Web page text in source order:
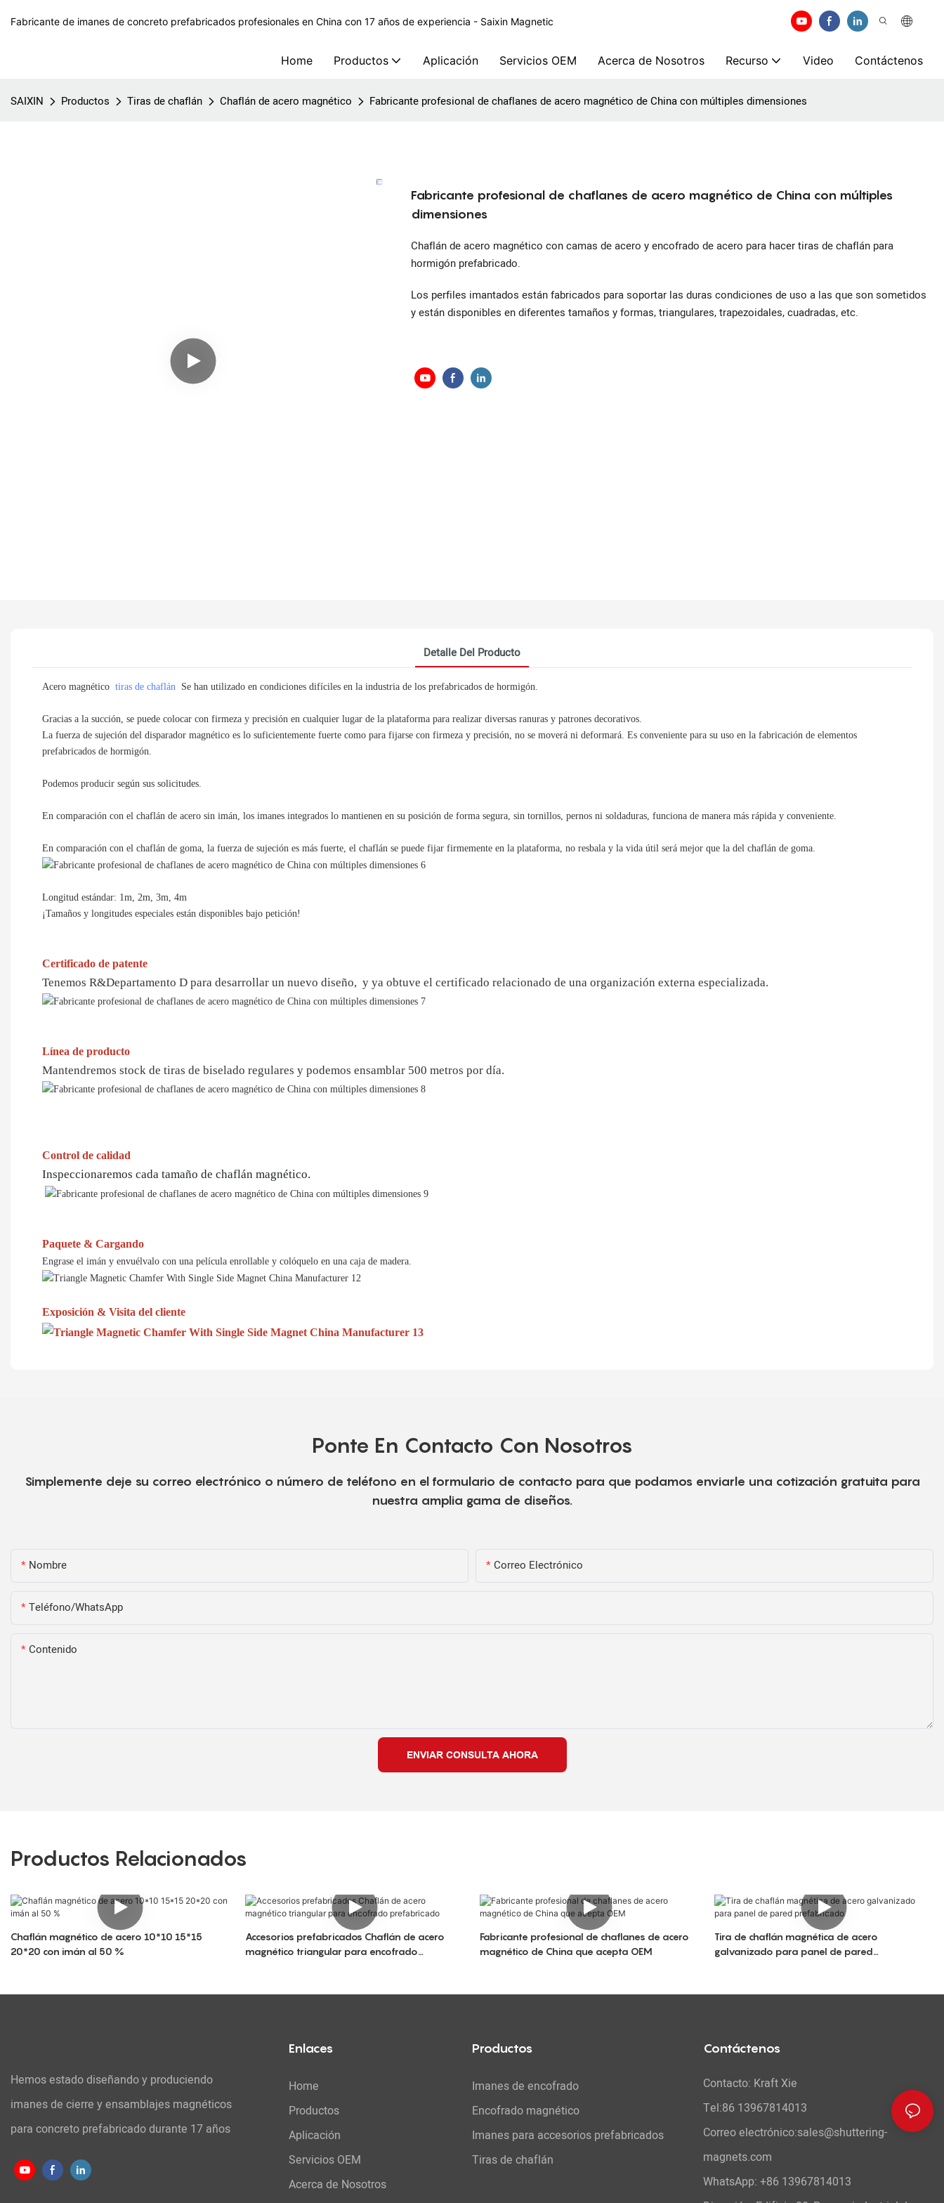
Fabricante de imanes de concreto prefabricados profesionales en China con 17 años de experiencia - Saixin Magnetic
Home Productos Aplicación Servicios OEM Acerca de Nosotros Recurso Video Contáctenos
SAIXIN Productos Tiras de chaflán Chaflán de acero magnético Fabricante profesional de chaflanes de acero magnético de China con múltiples dimensiones
Fabricante profesional de chaflanes de acero magnético de China con múltiples
dimensiones
Chaflán de acero magnético con camas de acero y encofrado de acero para hacer tiras de chaflán para
hormigón prefabricado.
Los perfiles imantados están fabricados para soportar las duras condiciones de uso a las que son sometidos
y están disponibles en diferentes tamaños y formas, triangulares, trapezoidales, cuadradas, etc.
Detalle Del Producto
Acero magnético tiras de chaflán Se han utilizado en condiciones difíciles en la industria de los prefabricados de hormigón.
Gracias a la succión, se puede colocar con firmeza y precisión en cualquier lugar de la plataforma para realizar diversas ranuras y patrones decorativos.
La fuerza de sujeción del disparador magnético es lo suficientemente fuerte como para fijarse con firmeza y precisión, no se moverá ni deformará. Es conveniente para su uso en la fabricación de elementos
prefabricados de hormigón.
Podemos producir según sus solicitudes.
En comparación con el chaflán de acero sin imán, los imanes integrados lo mantienen en su posición de forma segura, sin tornillos, pernos ni soldaduras, funciona de manera más rápida y conveniente.
En comparación con el chaflán de goma, la fuerza de sujeción es más fuerte, el chaflán se puede fijar firmemente en la plataforma, no resbala y la vida útil será mejor que la del chaflán de goma.
Longitud estándar: 1m, 2m, 3m, 4m
¡Tamaños y longitudes especiales están disponibles bajo petición!
Certificado de patente
Tenemos R&Departamento D para desarrollar un nuevo diseño, y ya obtuve el certificado relacionado de una organización externa especializada.
Línea de producto
Mantendremos stock de tiras de biselado regulares y podemos ensamblar 500 metros por día.
Control de calidad
Inspeccionaremos cada tamaño de chaflán magnético.
Paquete & Cargando
Engrase el imán y envuélvalo con una película enrollable y colóquelo en una caja de madera.
Exposición & Visita del cliente
Ponte En Contacto Con Nosotros
Simplemente deje su correo electrónico o número de teléfono en el formulario de contacto para que podamos enviarle una cotización gratuita para
nuestra amplia gama de diseños.
Nombre Correo Electrónico
Teléfono/WhatsApp
Contenido
ENVIAR CONSULTA AHORA
Productos Relacionados
Chaflán magnético de acero 10*10 15*15
20*20 con imán al 50 %
Accesorios prefabricados Chaflán de acero
magnético triangular para encofrado
Fabricante profesional de chaflanes de acero
magnético de China que acepta OEM
Tira de chaflán magnética de acero
galvanizado para panel de pared
Hemos estado diseñando y produciendo
imanes de cierre y ensamblajes magnéticos
para concreto prefabricado durante 17 años
Enlaces
Home
Productos
Aplicación
Servicios OEM
Acerca de Nosotros
Productos
Imanes de encofrado
Encofrado magnético
Imanes para accesorios prefabricados
Tiras de chaflán
Contáctenos
Contacto: Kraft Xie
Tel:86 13967814013
Correo electrónico:sales@shuttering-
magnets.com
WhatsApp: +86 13967814013